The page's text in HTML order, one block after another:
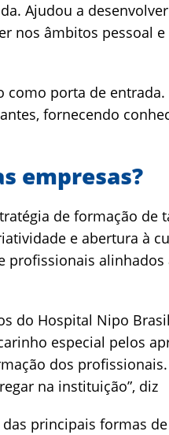
Ajudou a
nos âmbitos pessoal e
porta de entrada.
fornecendo
empresas?
de formação de
e abertura à
profissionais alinhados
do Hospital Nipo
especial pelos
dos
na instituição”, diz
principais formas